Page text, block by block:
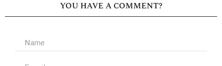
YOU HAVE A COMMENT?